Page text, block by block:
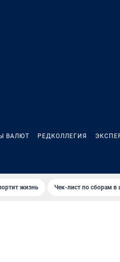
ВАЛЮТ РЕДКОЛЛЕГИЯ
жизнь Чек-лист по сборам в